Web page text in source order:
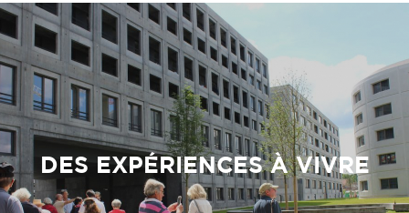
DES EXPÉRIENCES À VIVRE